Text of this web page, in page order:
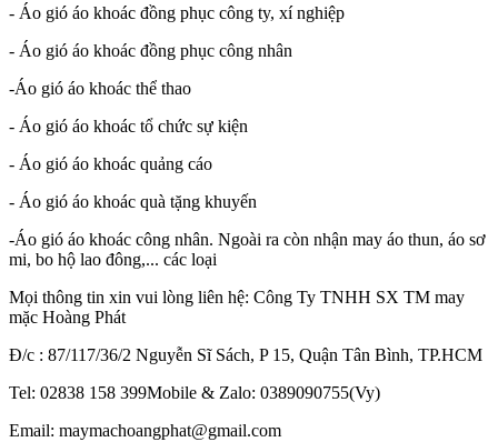
- Áo gió áo khoác đồng phục công ty, xí nghiệp
- Áo gió áo khoác đồng phục công nhân
-Áo gió áo khoác thể thao
- Áo gió áo khoác tổ chức sự kiện
- Áo gió áo khoác quảng cáo
- Áo gió áo khoác quà tặng khuyến
-Áo gió áo khoác công nhân. Ngoài ra còn nhận may áo thun, áo sơ
mi, bo hộ lao đông,... các loại
Mọi thông tin xin vui lòng liên hệ: Công Ty TNHH SX TM may
mặc Hoàng Phát
Đ/c : 87/117/36/2 Nguyễn Sĩ Sách, P 15, Quận Tân Bình, TP.HCM
Tel: 02838 158 399Mobile & Zalo: 0389090755(Vy)
Email: maymachoangphat@gmail.com